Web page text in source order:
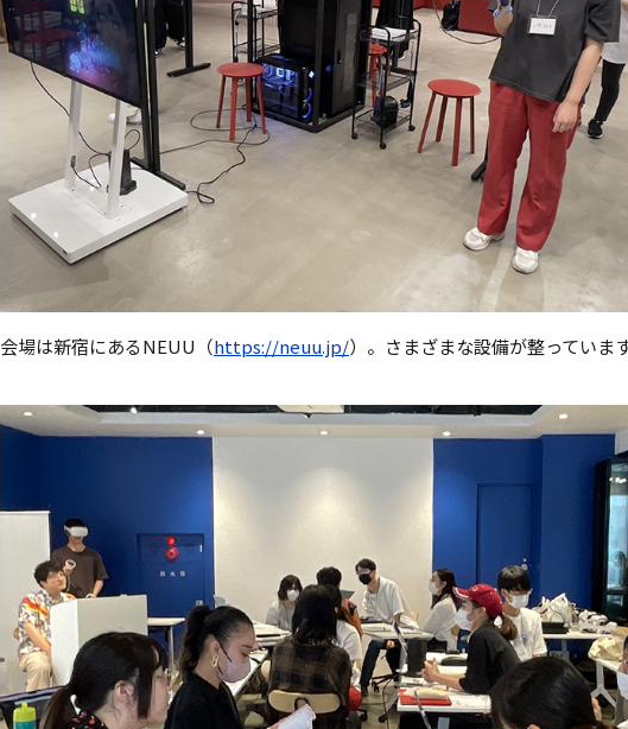
会場は新宿にあるNEUU（https://neuu.jp/）。さまざまな設備が整っていま